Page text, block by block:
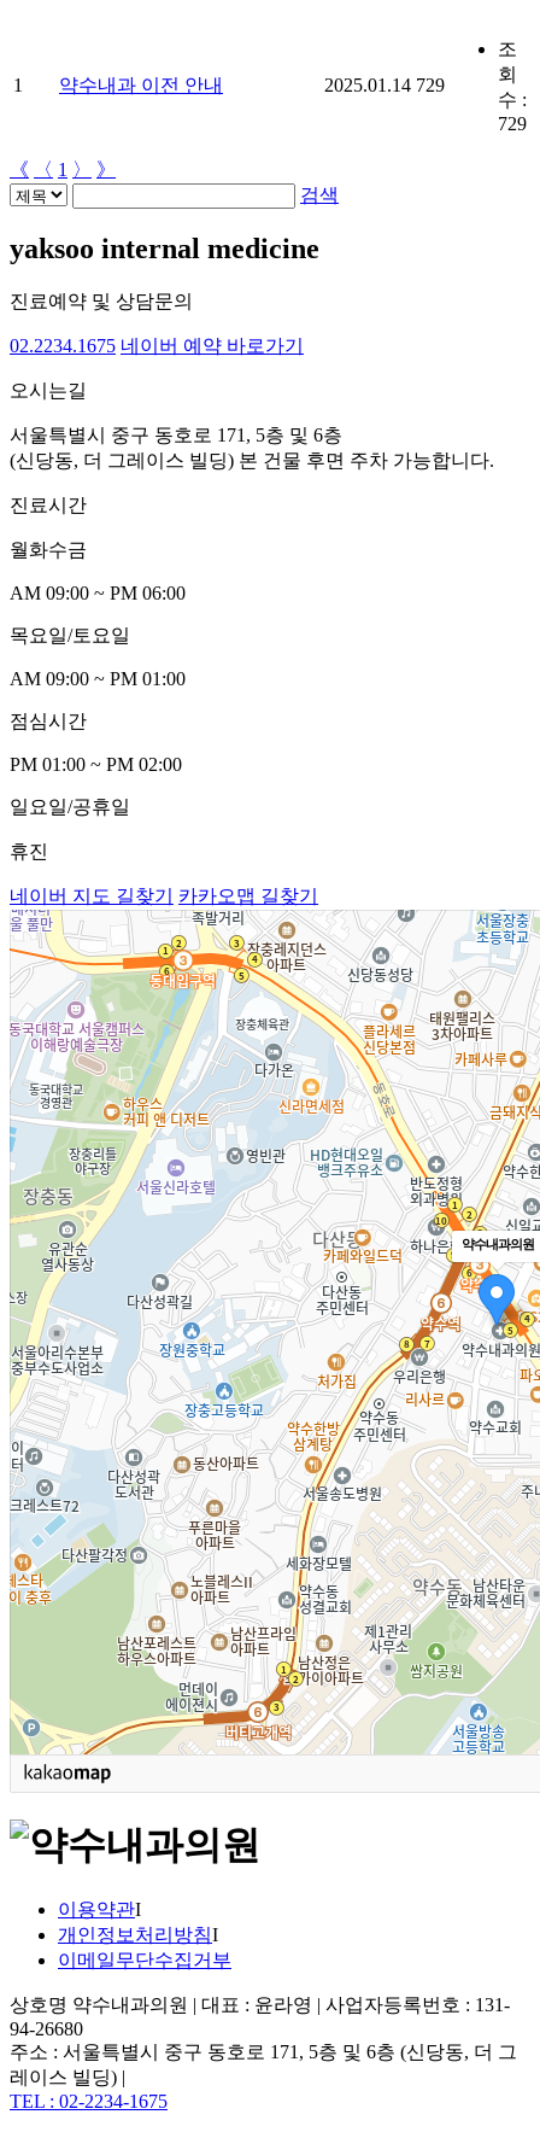
1 약수내과 이전 안내 2025.01.14 729
조
회
수 :
729
《 〈 1 〉
》
검색
yaksoo internal medicine
진료예약 및 상담문의
02.2234.1675 네이버 예약 바로가기
오시는길
서울특별시 중구 동호로 171, 5층 및 6층
(신당동, 더 그레이스 빌딩) 본 건물 후면 주차 가능합니다.
진료시간
월화수금
AM 09:00 ~ PM 06:00
목요일/토요일
AM 09:00 ~ PM 01 :00
점심시 간
PM 01 :00 ~ PM 02:00
일요일/공휴일
휴진
네이버 지도 길찾기 카카오맵 길찾기
약수내과의원
이용약관I
개인정보처리방침I
이메일무단수집거부
상호명 약수내과의원 | 대표 : 윤라영 | 사업자등록번호 : 131-
94-26680
주소 : 서울특별시 중구 동호로 171, 5층 및 6층 (신당동, 더 그
레이스 빌딩) |
TEL : 02-2234-1675